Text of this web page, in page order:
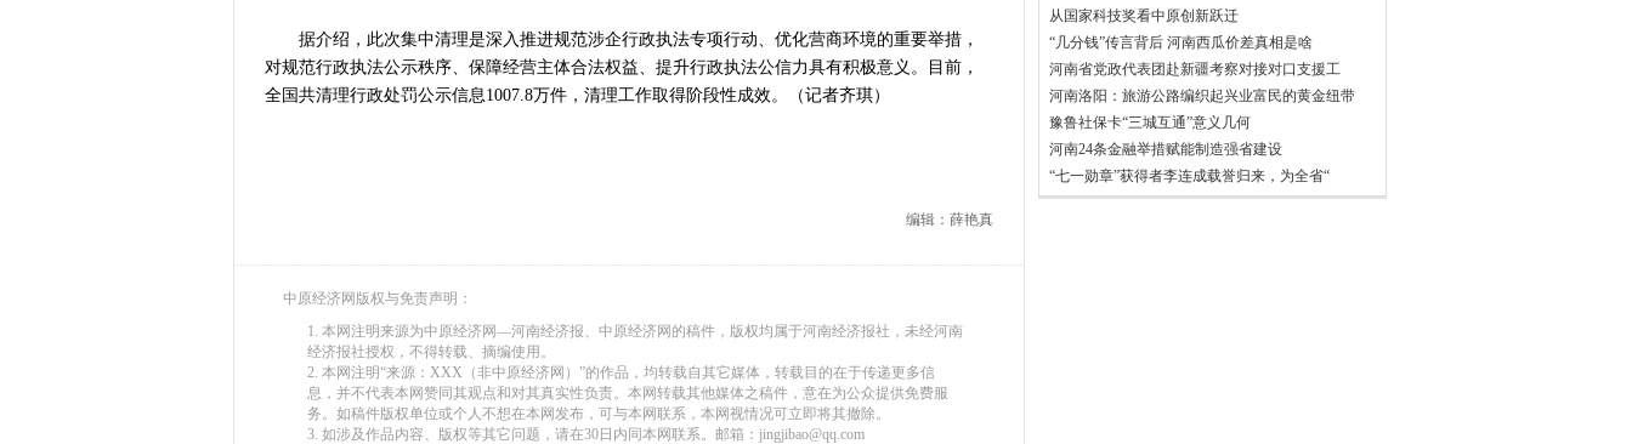
据介绍，此次集中清理是深入推进规范涉企行政执法专项行动、优化营商环境的重要举措，
对规范行政执法公示秩序、保障经营主体合法权益、提升行政执法公信力具有积极意义。目前，
全国共清理行政处罚公示信息1007.8万件，清理工作取得阶段性成效。（记者齐琪）
编辑：薛艳真
中原经济网版权与免责声明：
1. 本网注明来源为中原经济网—河南经济报、中原经济网的稿件，版权均属于河南经济报社，未经河南
经济报社授权，不得转载、摘编使用。
2. 本网注明“来源：XXX（非中原经济网）”的作品，均转载自其它媒体，转载目的在于传递更多信
息，并不代表本网赞同其观点和对其真实性负责。本网转载其他媒体之稿件，意在为公众提供免费服
务。如稿件版权单位或个人不想在本网发布，可与本网联系，本网视情况可立即将其撤除。
3. 如涉及作品内容、版权等其它问题，请在30日内同本网联系。邮箱：jingjibao@qq.com
从国家科技奖看中原创新跃迁
“几分钱”传言背后 河南西瓜价差真相是啥
河南省党政代表团赴新疆考察对接对口支援工
河南洛阳：旅游公路编织起兴业富民的黄金纽带
豫鲁社保卡“三城互通”意义几何
河南24条金融举措赋能制造强省建设
“七一勋章”获得者李连成载誉归来，为全省“